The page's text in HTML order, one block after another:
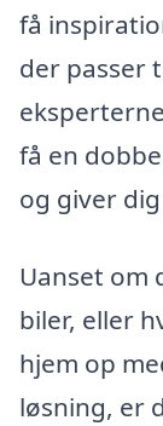
få
der passer
få en
og giver
Uanset om
biler, eller
hjem op
løsning, er